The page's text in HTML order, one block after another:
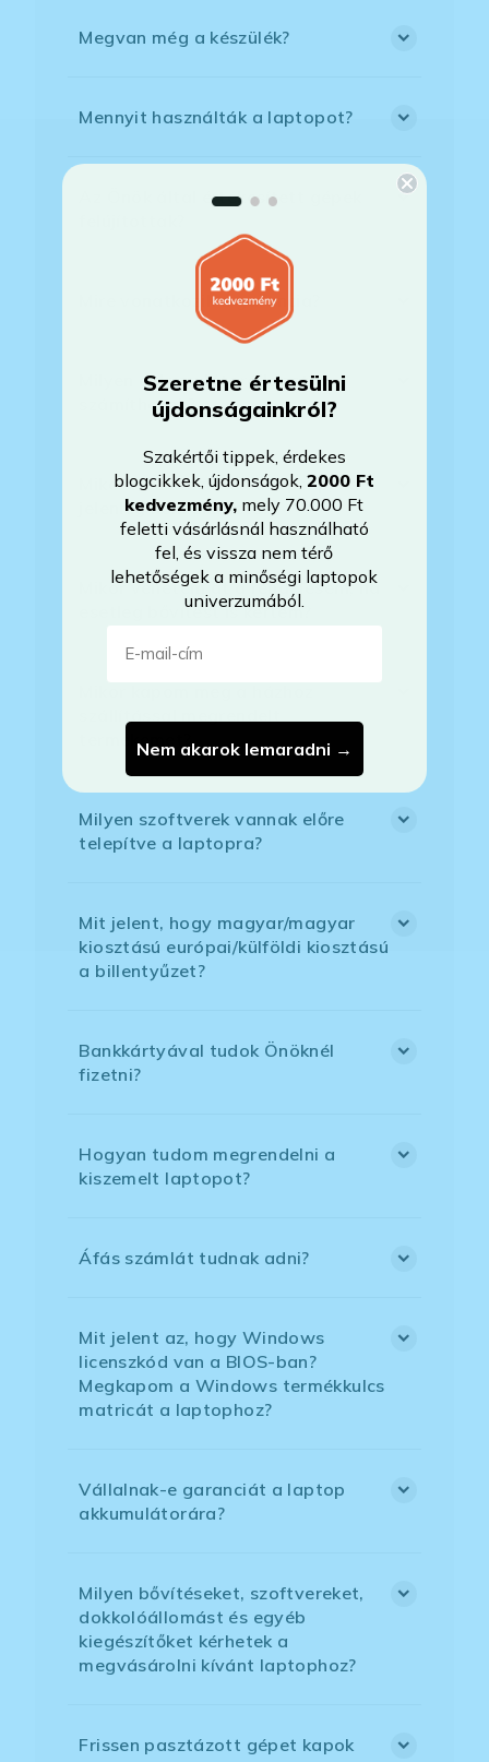
Megvan még a készülék?
Mennyit használták a laptopot?
Az Önök által értékesített gépek
Mire vonatkozik a garancia?
Milyen akkumulátorállapotra
számíthatok?
Mikor lesz készleten a laptop, ha
jelenleg nem elérhető?
Mikor vehetem át a rendelésem, ha
esetleg bővítést is kértem?
termékemet?
Milyen szoftverek vannak előre
telepítve a laptopra?
Mit jelent, hogy magyar/magyar
kiosztású európai/külföldi kiosztású
a billentyűzet?
Bankkártyával tudok Önöknél
fizetni?
Hogyan tudom megrendelni a
kiszemelt laptopot?
Áfás számlát tudnak adni?
Mit jelent az, hogy Windows
licenszkód van a BIOS-ban?
Megkapom a Windows termékkulcs
matricát a laptophoz?
Vállalnak-e garanciát a laptop
akkumulátorára?
Milyen bővítéseket, szoftvereket,
dokkolóállomást és egyéb
kiegészítőket kérhetek a
megvásárolni kívánt laptophoz?
Frissen pasztázott gépet kapok
Szeretne értesülni
újdonságainkról?
Szakértői tippek, érdekes
blogcikkek, újdonságok,2000 Ft
kedvezmény, mely 70.000 Ft
feletti vásárlásnál használható
fel, és vissza nem térő
lehetőségek a minőségi laptopok
univerzumából.
Nem akarok lemaradni →